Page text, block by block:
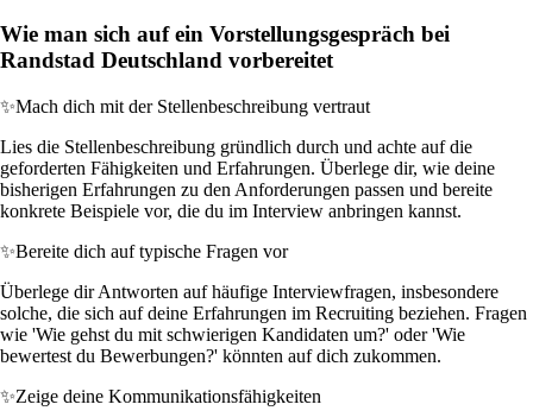
Wie man sich auf ein Vorstellungsgespräch bei
Randstad Deutschland vorbereitet
✨Mach dich mit der Stellenbeschreibung vertraut
Lies die Stellenbeschreibung gründlich durch und achte auf die
geforderten Fähigkeiten und Erfahrungen. Überlege dir, wie deine
bisherigen Erfahrungen zu den Anforderungen passen und bereite
konkrete Beispiele vor, die du im Interview anbringen kannst.
✨Bereite dich auf typische Fragen vor
Überlege dir Antworten auf häufige Interviewfragen, insbesondere
solche, die sich auf deine Erfahrungen im Recruiting beziehen. Fragen
wie 'Wie gehst du mit schwierigen Kandidaten um?' oder 'Wie
bewertest du Bewerbungen?' könnten auf dich zukommen.
✨Zeige deine Kommunikationsfähigkeiten